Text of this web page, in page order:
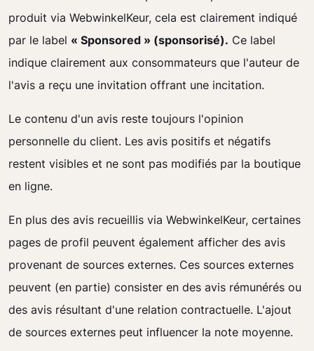
produit via WebwinkelKeur, cela est clairement indiqué
par le label « Sponsored » (sponsorisé). Ce label
indique clairement aux consommateurs que l'auteur de
l'avis a reçu une invitation offrant une incitation.
Le contenu d'un avis reste toujours l'opinion
personnelle du client. Les avis positifs et négatifs
restent visibles et ne sont pas modifiés par la boutique
en ligne.
En plus des avis recueillis via WebwinkelKeur, certaines
pages de profil peuvent également afficher des avis
provenant de sources externes. Ces sources externes
peuvent (en partie) consister en des avis rémunérés ou
des avis résultant d'une relation contractuelle. L'ajout
de sources externes peut influencer la note moyenne.